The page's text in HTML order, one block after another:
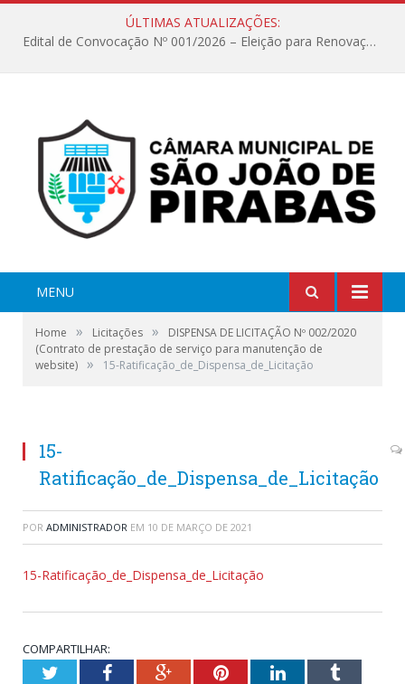
ÚLTIMAS ATUALIZAÇÕES:
Edital de Convocação Nº 001/2026 – Eleição para Renovação da Mesa Diretora – Biênio 2027/2028
MENU
Home » Licitações »
DISPENSA DE LICITAÇÃO Nº 002/2020
(Contrato de prestação de serviço para manutenção de
website) » 15-Ratificação_de_Dispensa_de_Licitação
15-
Ratificação_de_Dispensa_de_Licitação
POR ADMINISTRADOR EM 10 DE MARÇO DE 2021
15-Ratificação_de_Dispensa_de_Licitação
COMPARTILHAR:
TwitterFacebookGoogle+PinterestLinkedInTumblr